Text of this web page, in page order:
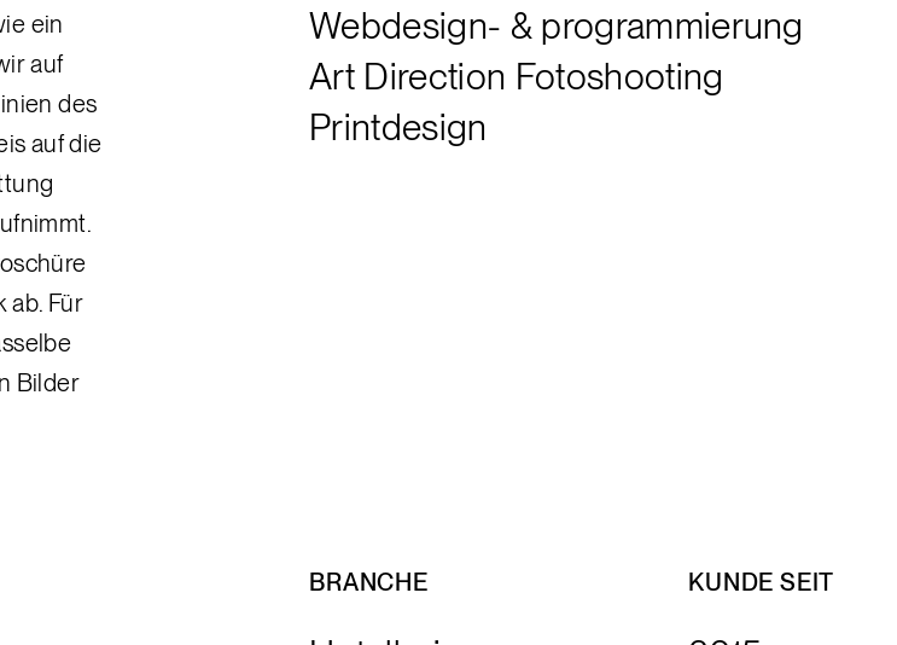
ein
auf
des
auf die
ab. Für
Bilder
Webdesign- & programmierung
Art Direction Fotoshooting
Printdesign
BRANCHE KUNDE SEIT